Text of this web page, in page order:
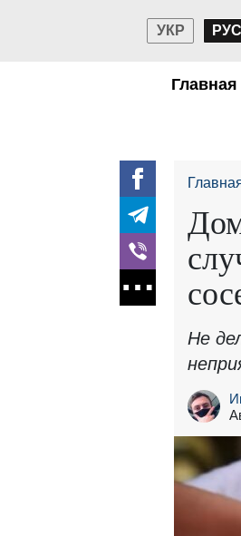
УКР РУС
Главная
Не